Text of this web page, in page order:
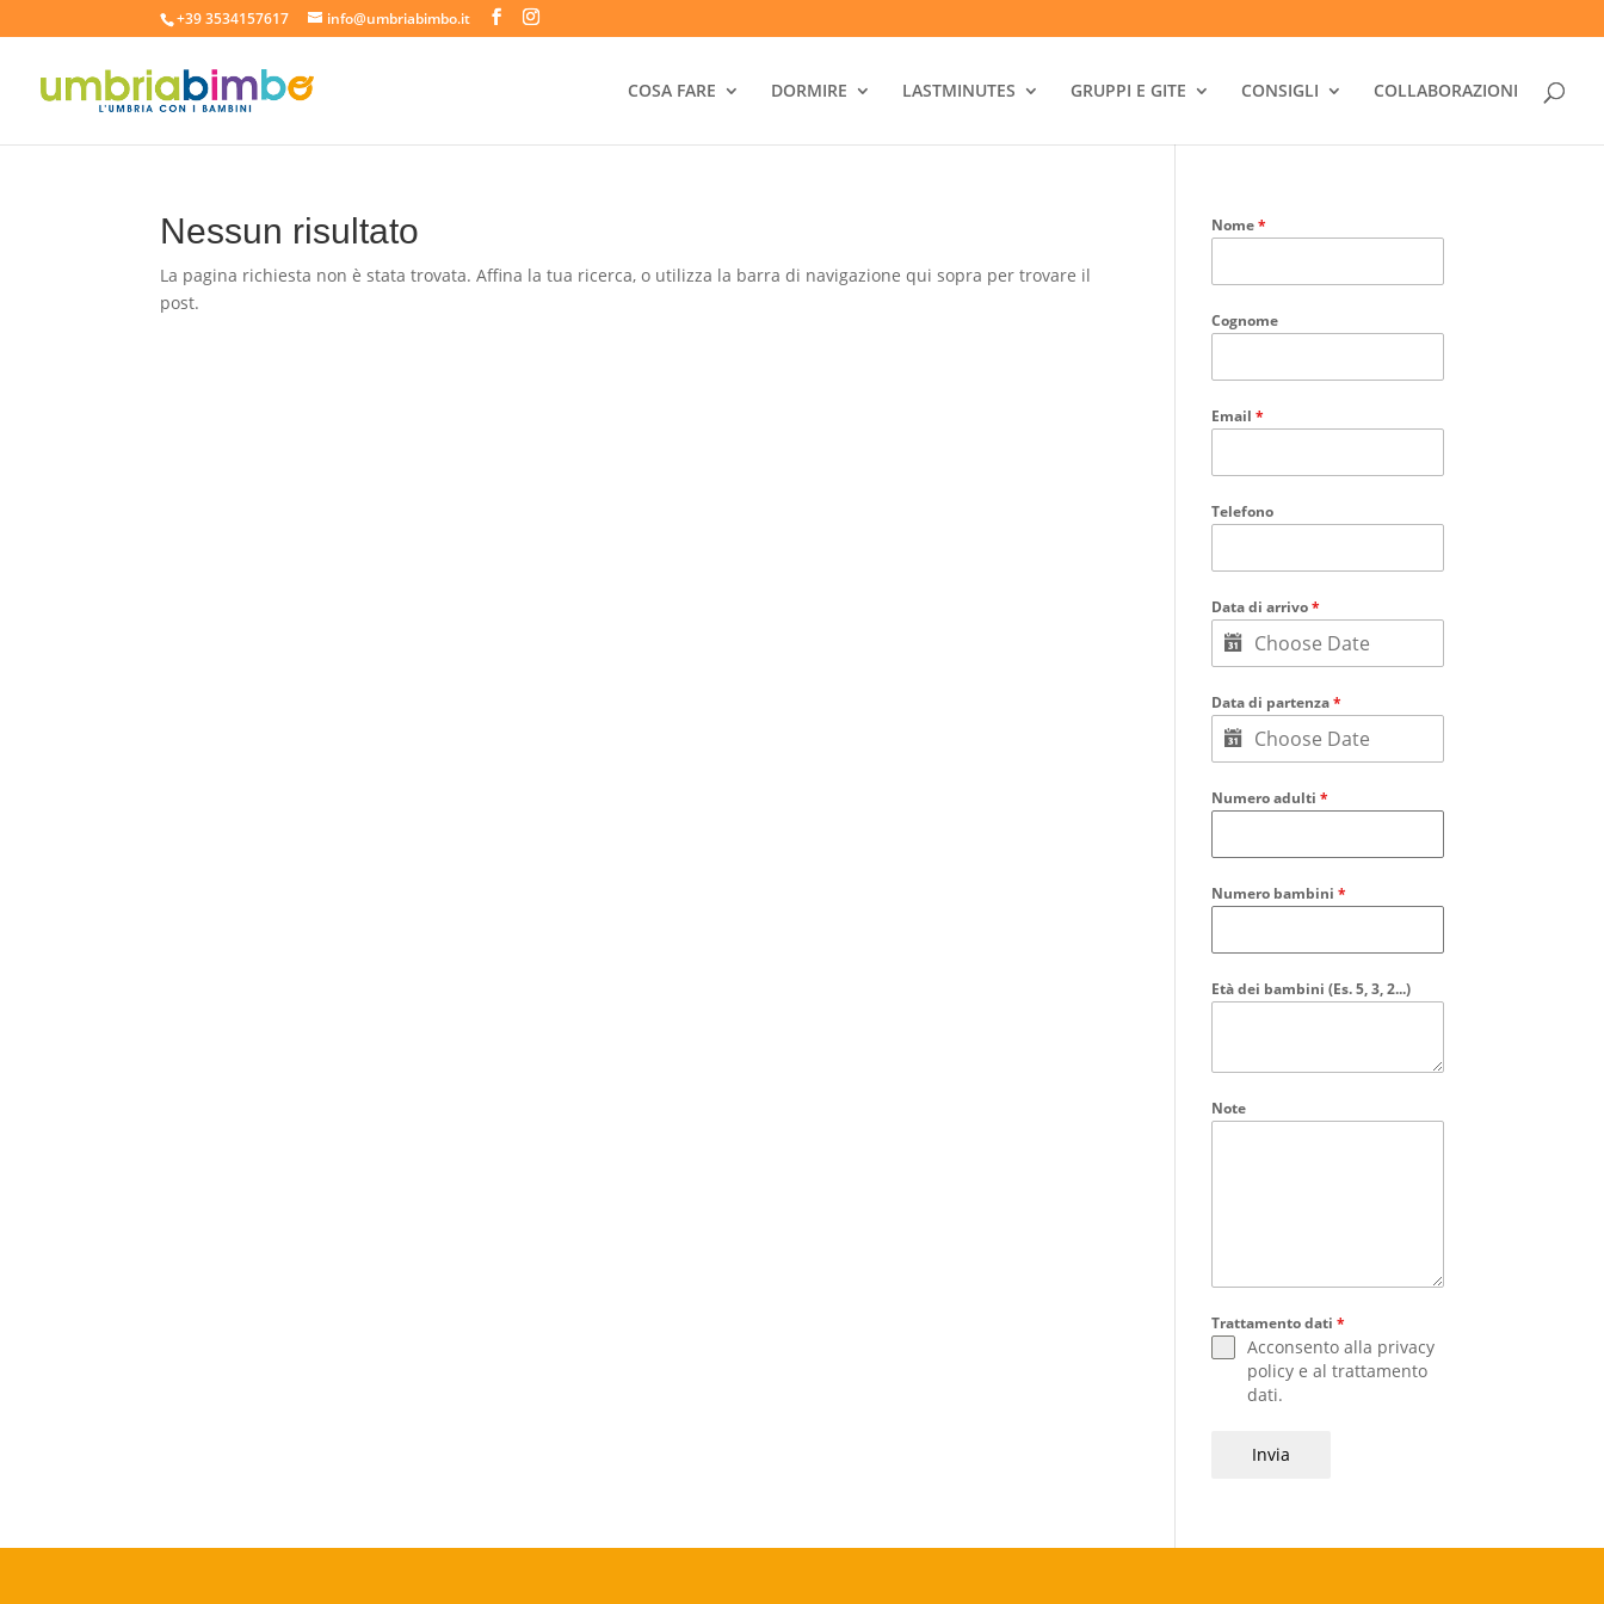
+39 3534157617 info@umbriabimbo.it
COSA FARE DORMIRE LASTMINUTES GRUPPI E GITE CONSIGLI COLLABORAZIONI
Nessun risultato
La pagina richiesta non è stata trovata. Affina la tua ricerca, o utilizza la barra di navigazione qui sopra per trovare il
post.
Nome*
Cognome
Email*
Telefono
Data di arrivo*
Data di partenza*
Numero adulti*
Numero bambini*
Età dei bambini (Es. 5, 3, 2...)
Note
Trattamento dati*
Acconsento alla privacy
policy e altrattamento
dati.
Invia